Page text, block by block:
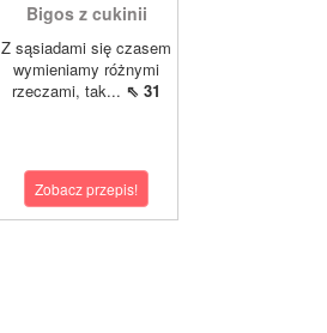
Bigos z cukinii
Z sąsiadami się czasem
wymieniamy różnymi
rzeczami, tak... ⇖ 31
Zobacz przepis!